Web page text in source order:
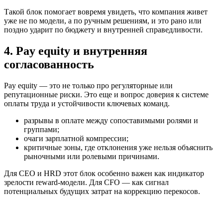
Такой блок помогает вовремя увидеть, что компания живет
уже не по модели, а по ручным решениям, и это рано или
поздно ударит по бюджету и внутренней справедливости.
4. Pay equity и внутренняя
согласованность
Pay equity — это не только про регуляторные или
репутационные риски. Это еще и вопрос доверия к системе
оплаты труда и устойчивости ключевых команд.
разрывы в оплате между сопоставимыми ролями и
группами;
очаги зарплатной компрессии;
критичные зоны, где отклонения уже нельзя объяснить
рыночными или ролевыми причинами.
Для CEO и HRD этот блок особенно важен как индикатор
зрелости reward-модели. Для CFO — как сигнал
потенциальных будущих затрат на коррекцию перекосов.